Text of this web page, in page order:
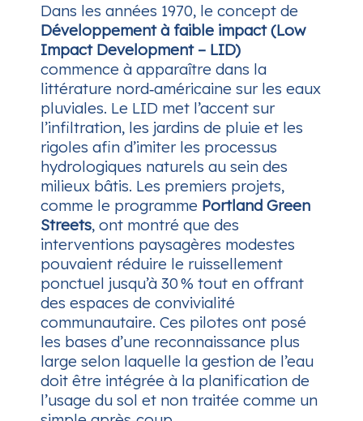
Dans les années 1970, le concept de
Développement à faible impact (Low
Impact Development – LID)
commence à apparaître dans la
littérature nord‑américaine sur les eaux
pluviales. Le LID met l’accent sur
l’infiltration, les jardins de pluie et les
rigoles afin d’imiter les processus
hydrologiques naturels au sein des
milieux bâtis. Les premiers projets,
comme le programme Portland Green
Streets, ont montré que des
interventions paysagères modestes
pouvaient réduire le ruissellement
ponctuel jusqu’à 30 % tout en offrant
des espaces de convivialité
communautaire. Ces pilotes ont posé
les bases d’une reconnaissance plus
large selon laquelle la gestion de l’eau
doit être intégrée à la planification de
l’usage du sol et non traitée comme un